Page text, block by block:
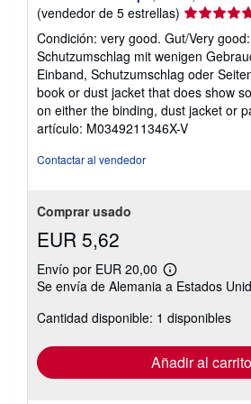
(vendedor de 5 estrellas) Calificación
del
vendedor:
5
de
5
estrellas
Condición: very good. Gut/Very
Schutzumschlag mit wenigen
Einband, Schutzumschlag oder
book or dust jacket that does show
on either the binding, dust jacket or
artículo: M0349211346X-V
Contactar al vendedor
Comprar usado
EUR 5,62
Envío por EUR 20,00
Más
información
las
tarifas
envío
Se envía de Alemania a Estados
Cantidad disponible: 1 disponibles
Añadir al carrito